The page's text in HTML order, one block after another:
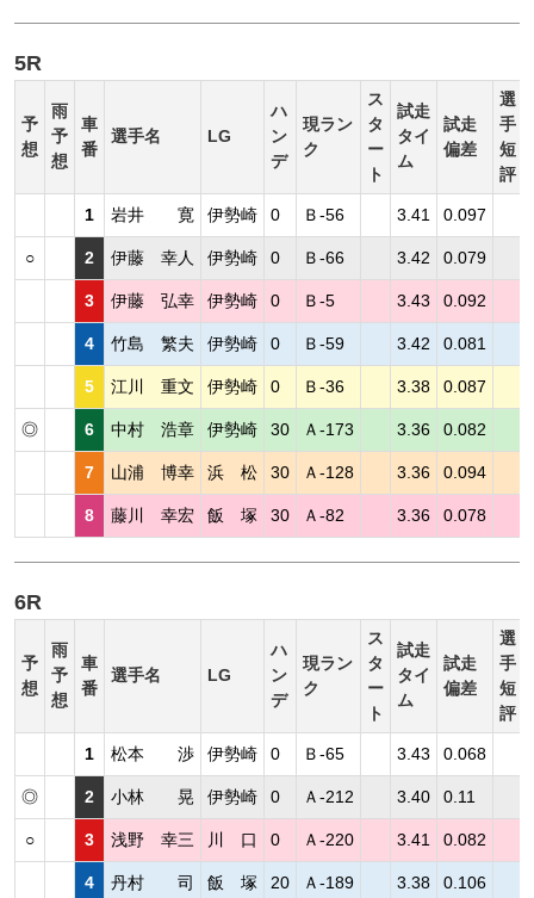
5R
予
想
雨
予
想
車
番
選手名 LG
ハ
ン
デ
現ラン
ク
ス
タ
ー
ト
試走
タイ
ム
試走
偏差
選
手
短
評
1 岩井 寛 伊勢崎 0 Ｂ-56 3.41 0.097
○ 2 伊藤 幸人 伊勢崎 0 Ｂ-66 3.42 0.079
3 伊藤 弘幸 伊勢崎 0 Ｂ-5 3.43 0.092
4 竹島 繁夫 伊勢崎 0 Ｂ-59 3.42 0.081
5 江川 重文 伊勢崎 0 Ｂ-36 3.38 0.087
◎ 6 中村 浩章 伊勢崎 30 Ａ-173 3.36 0.082
7 山浦 博幸 浜 松 30 Ａ-128 3.36 0.094
8 藤川 幸宏 飯 塚 30 Ａ-82 3.36 0.078
6R
予
想
雨
予
想
車
番
選手名 LG
ハ
ン
デ
現ラン
ク
ス
タ
ー
ト
試走
タイ
ム
試走
偏差
選
手
短
評
1 松本 渉 伊勢崎 0 Ｂ-65 3.43 0.068
◎ 2 小林 晃 伊勢崎 0 Ａ-212 3.40 0.11
○ 3 浅野 幸三 川 口 0 Ａ-220 3.41 0.082
4 丹村 司 飯 塚 20 Ａ-189 3.38 0.106